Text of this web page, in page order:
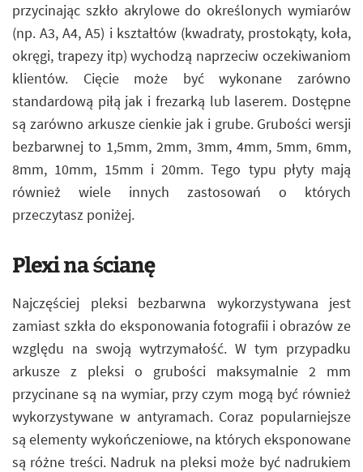
przycinając szkło akrylowe do określonych wymiarów
(np. A3, A4, A5) i kształtów (kwadraty, prostokąty, koła,
okręgi, trapezy itp) wychodzą naprzeciw oczekiwaniom
klientów. Cięcie może być wykonane zarówno
standardową piłą jak i frezarką lub laserem. Dostępne
są zarówno arkusze cienkie jak i grube. Grubości wersji
bezbarwnej to 1,5mm, 2mm, 3mm, 4mm, 5mm, 6mm,
8mm, 10mm, 15mm i 20mm. Tego typu płyty mają
również wiele innych zastosowań o których
przeczytasz poniżej.
Plexi na ścianę
Najczęściej pleksi bezbarwna wykorzystywana jest
zamiast szkła do eksponowania fotografii i obrazów ze
względu na swoją wytrzymałość. W tym przypadku
arkusze z pleksi o grubości maksymalnie 2 mm
przycinane są na wymiar, przy czym mogą być również
wykorzystywane w antyramach. Coraz popularniejsze
są elementy wykończeniowe, na których eksponowane
są różne treści. Nadruk na pleksi może być nadrukiem